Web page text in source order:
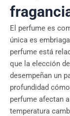
El perfume es
única es
perfume está
que la elección
desempeñan un
profundidad
perfume afectan
temperatura